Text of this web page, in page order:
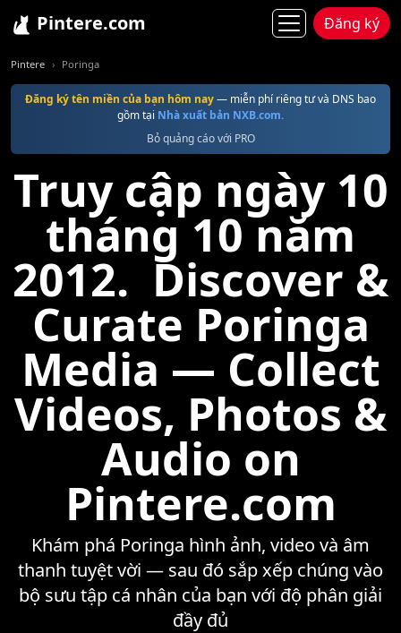
Pintere.com Đăng ký
Pintere Poringa
Đăng ký tên miền của bạn hôm nay— miễn phí riêng tư và DNS bao
gồm tại Nhà xuất bản NXB.com.
Bỏ quảng cáo với PRO
Truy cập ngày 10
tháng 10 năm
2012. Discover &
Curate Poringa
Media — Collect
Videos, Photos &
Audio on
Pintere.com
Khám phá Poringa hình ảnh, video và âm
thanh tuyệt vời — sau đó sắp xếp chúng vào
bộ sưu tập cá nhân của bạn với độ phân giải
đầy đủ